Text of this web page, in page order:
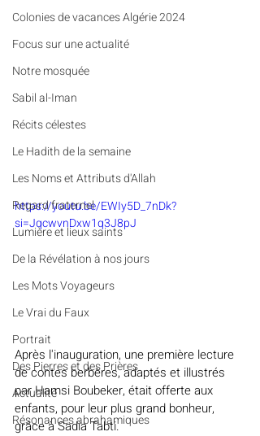
Colonies de vacances Algérie 2024
​​Focus sur une actualité
Notre mosquée
Sabil al-Iman
Récits célestes
Le Hadith de la semaine
Les Noms et Attributs d'Allah
Regard fraternel
Lumière et lieux saints
De la Révélation à nos jours
Les Mots Voyageurs
Le Vrai du Faux
Portrait
Des Pierres et des Prières
Actualité
Résonances abrahamiques
https://youtu.be/EWIy5D_7nDk?
si=JqcwvnDxw1q3J8pJ
Après l'inauguration, une première lecture
de contes berbères, adaptés et illustrés
par Hamsi Boubeker, était offerte aux
enfants, pour leur plus grand bonheur,
grâce à Sadia Tabti.